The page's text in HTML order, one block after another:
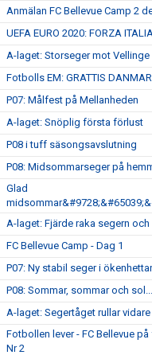
Anmälan FC Bellevue Camp 2
UEFA EURO 2020: FORZA
A-laget: Storseger mot Vellinge
Fotbolls EM: GRATTIS
P07: Målfest på Mellanheden
A-laget: Snöplig första förlust
P08 i tuff säsongsavslutning
P08: Midsommarseger på
Glad
A-laget: Fjärde raka segern
FC Bellevue Camp - Dag 1
P07: Ny stabil seger i
P08: Sommar, sommar och sol...
A-laget: Segertåget rullar vidare
Fotbollen lever - FC Bellevue
Nr 2